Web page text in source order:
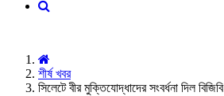
শীর্ষ খবর
সিলেটে বীর মুক্তিযোদ্ধাদের সংবর্ধনা দিল বিজিবি